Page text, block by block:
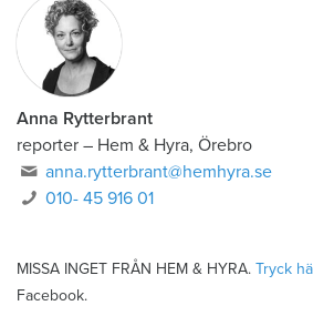
Anna Rytterbrant
reporter – Hem & Hyra, Örebro
anna.rytterbrant@hemhyra.se
010- 45 916 01
MISSA INGET FRÅN HEM & HYRA. Tryck
Facebook.